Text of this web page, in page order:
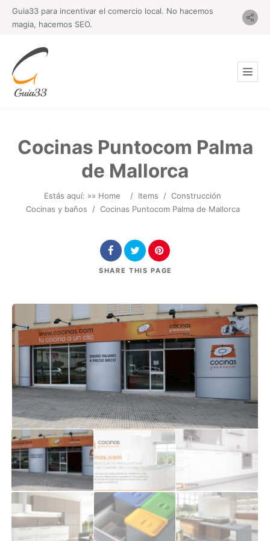
Guia33 para incentivar el comercio local. No hacemos
magia, hacemos SEO.
Cocinas Puntocom Palma
de Mallorca
Estás aquí: »» Home / Items / Construcción
Cocinas y baños
/ Cocinas Puntocom Palma de Mallorca
SHARE THIS PAGE